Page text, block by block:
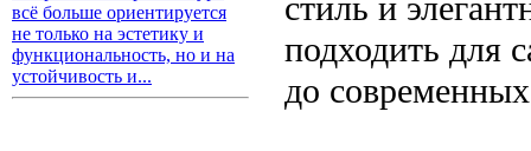
всё больше ориентируется
не только на эстетику и
функциональность, но и на
устойчивость и...
стиль и
подходить для
до